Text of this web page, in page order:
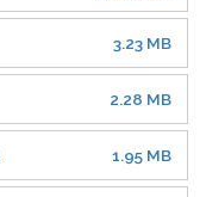
3.23 MB
2.28 MB
1.95 MB